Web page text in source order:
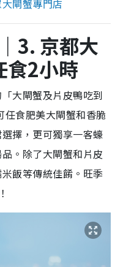
閘蟹專門店
3. 京都大
2小時
大閘蟹及片皮鴨吃到
食肥美大閘蟹和香脆
擇，更可獨享一客蠔
。除了大閘蟹和片皮
飯等傳統佳餚。旺季